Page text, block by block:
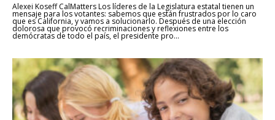
Alexei Koseff CalMatters Los líderes de la Legislatura estatal tienen un
mensaje para los votantes: sabemos que están frustrados por lo caro
que es California, y vamos a solucionarlo. Después de una elección
dolorosa que provocó recriminaciones y reflexiones entre los
demócratas de todo el país, el presidente pro...